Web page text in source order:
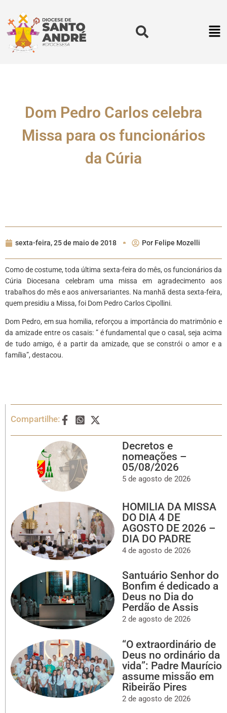
Dom Pedro Carlos celebra
Missa para os funcionários
da Cúria
sexta-feira, 25 de maio de 2018 Por Felipe Mozelli
Como de costume, toda última sexta-feira do mês, os funcionários da
Cúria Diocesana celebram uma missa em agradecimento aos
trabalhos do mês e aos aniversariantes. Na manhã desta sexta-feira,
quem presidiu a Missa, foi Dom Pedro Carlos Cipollini.
Dom Pedro, em sua homilia, reforçou a importância do matrimônio e
da amizade entre os casais: ” é fundamental que o casal, seja acima
de tudo amigo, é a partir da amizade, que se constrói o amor e a
família”, destacou.
Compartilhe:
Decretos e
nomeações –
05/08/2026
5 de agosto de 2026
HOMILIA DA MISSA
DO DIA 4 DE
AGOSTO DE 2026 –
DIA DO PADRE
4 de agosto de 2026
Santuário Senhor do
Bonfim é dedicado a
Deus no Dia do
Perdão de Assis
2 de agosto de 2026
“O extraordinário de
Deus no ordinário da
vida”: Padre Maurício
assume missão em
Ribeirão Pires
2 de agosto de 2026